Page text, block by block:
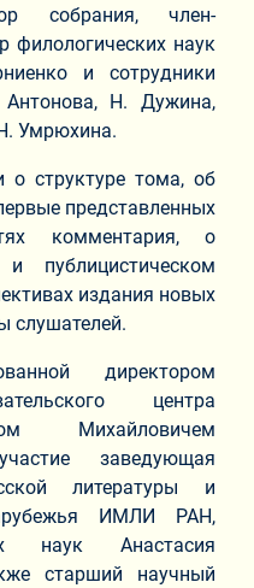
собрания, член-
филологических наук
и сотрудники
Антонова, Н. Дужина,
Умрюхина.
о структуре тома, об
представленных
комментария, о
и публицистическом
издания новых
слушателей.
директором
центра
Михайловичем
заведующая
литературы и
ИМЛИ РАН,
наук Анастасия
старший научный